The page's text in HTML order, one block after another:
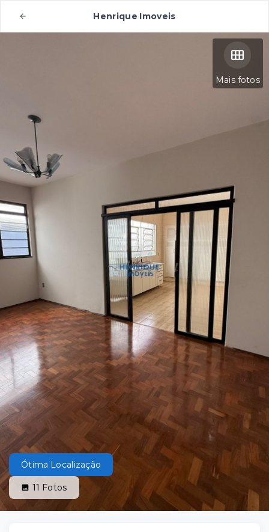
Henrique Imoveis
Mais fotos
Ótima Localização
11 Fotos